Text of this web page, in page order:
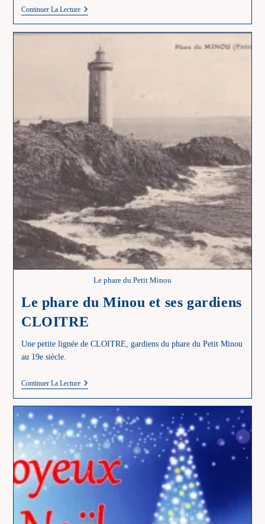
Continuer La LectureCLOASTRE
Et
Variantes
Le phare du Petit Minou
Le phare du Minou et ses gardiens
CLOITRE
Une petite lignée de CLOITRE, gardiens du phare du Petit Minou
au 19e siècle.
Continuer La LectureLe
Minou
Et
Ses
Gardiens
CLOITRE